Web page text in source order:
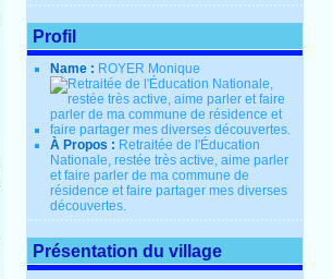
Profil
Name : ROYER Monique
À Propos : Retraitée de l'Éducation
Nationale, restée très active, aime parler
et faire parler de ma commune de
résidence et faire partager mes diverses
découvertes.
Présentation du village